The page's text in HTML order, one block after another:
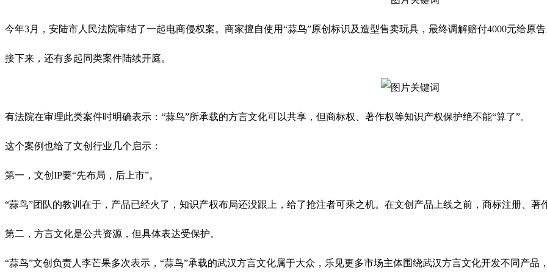
今年3月，安陆市人民法院审结了一起电商侵权案。商家擅自使用“蒜鸟”原创标识及造型售卖玩具，最终调解赔付4000元给原告
接下来，还有多起同类案件陆续开庭。
有法院在审理此类案件时明确表示：“蒜鸟”所承载的方言文化可以共享，但商标权、著作权等知识产权保护绝不能“算了”。
这个案例也给了文创行业几个启示：
第一，文创IP要“先布局，后上市”。
“蒜鸟”团队的教训在于，产品已经火了，知识产权布局还没跟上，给了抢注者可乘之机。在文创产品上线之前，商标注册、著
第二，方言文化是公共资源，但具体表达受保护。
“蒜鸟”文创负责人李芒果多次表示，“蒜鸟”承载的武汉方言文化属于大众，乐见更多市场主体围绕武汉方言文化开发不同产品